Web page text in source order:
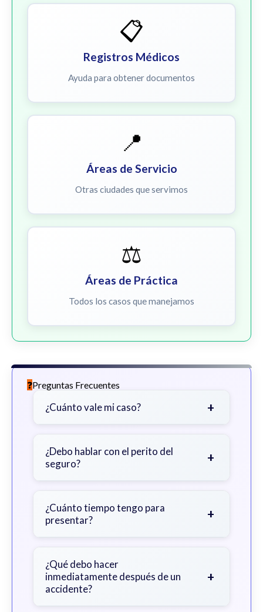
📋
Registros Médicos
Ayuda para obtener documentos
📍
Áreas de Servicio
Otras ciudades que servimos
⚖️
Áreas de Práctica
Todos los casos que manejamos
Preguntas Frecuentes
¿Cuánto vale mi caso? +
gravedad de sus lesiones, facturas
médicas, tiempo fuera del trabajo y
¿Debo hablar con el perito del
seguro?
+
primero con un abogado para evitar
declaraciones que perjudiquen su
¿Cuánto tiempo tengo para
presentar?
+
con excepciones. Consulte para
obtener orientación específica.
¿Qué debo hacer
inmediatamente después de un
accidente?
+